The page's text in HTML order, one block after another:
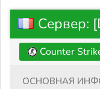
Сервер:
Counter
Основная